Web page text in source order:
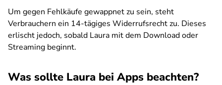
Um gegen Fehlkäufe gewappnet zu sein, steht
Verbrauchern ein 14-tägiges Widerrufsrecht zu. Dieses
erlischt jedoch, sobald Laura mit dem Download oder
Streaming beginnt.
Was sollte Laura bei Apps beachten?